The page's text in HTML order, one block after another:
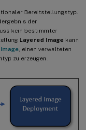
Bereitstellungstyp.
der
kein bestimmter
Layered Image kann
, einen verwalteten
zu erzeugen.